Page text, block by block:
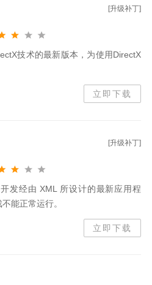
[升级补丁]
技术的最新版本，为使用DirectX
立即下载
[升级补丁]
发经由 XML 所设计的最新应用程
能正常运行。
立即下载